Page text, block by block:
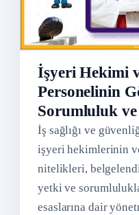
İşyeri Hekimi
Personelinin
Sorumluluk
İş sağlığı ve
işyeri hekimlerinin
nitelikleri,
yetki ve
esaslarına dair